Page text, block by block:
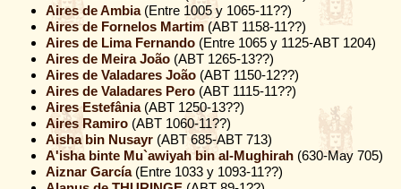
Aires de Ambia(Entre 1005 y 1065-11??)
Aires de Fornelos Martim(ABT 1158-11??)
Aires de Lima Fernando (Entre 1065 y 1125-ABT 1204)
Aires de Meira João (ABT 1265-13??)
Aires de Valadares João (ABT 1150-12??)
Aires de Valadares Pero (ABT 1115-11??)
Aires Estefânia(ABT 1250-13??)
Aires Ramiro (ABT 1060-11??)
Aisha bin Nusayr (ABT 685-ABT 713)
A'isha binte Mu`awiyah bin al-Mughirah (630-May 705)
Aiznar García(Entre 1033 y 1093-11??)